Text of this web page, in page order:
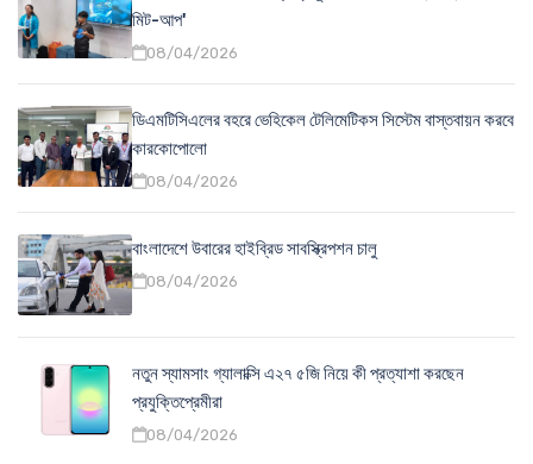
মিট-আপ'
08/04/2026
ডিএমটিসিএলের বহরে ভেহিকেল টেলিমেটিকস সিস্টেম বাস্তবায়ন করবে
কারকোপোলো
08/04/2026
বাংলাদেশে উবারের হাইব্রিড সাবস্ক্রিপশন চালু
08/04/2026
নতুন স্যামসাং গ্যালাক্সি এ২৭ ৫জি নিয়ে কী প্রত্যাশা করছেন
প্রযুক্তিপ্রেমীরা
08/04/2026